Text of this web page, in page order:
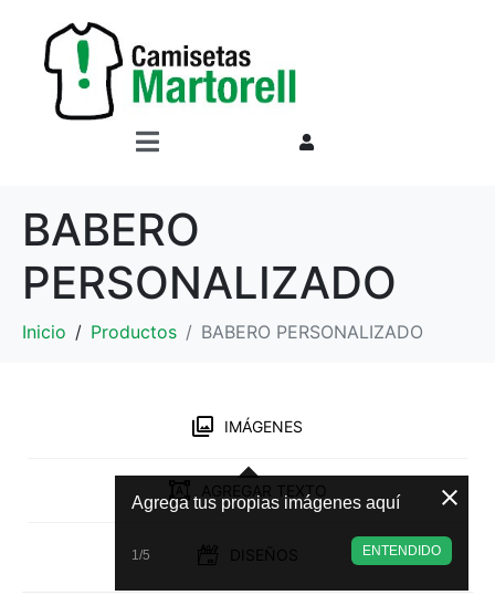
BABERO
PERSONALIZADO
Inicio Productos BABERO PERSONALIZADO
IMÁGENES
AGREGAR TEXTO
DISEÑOS
Agrega tus propias imágenes aquí
ENTENDIDO
1/5